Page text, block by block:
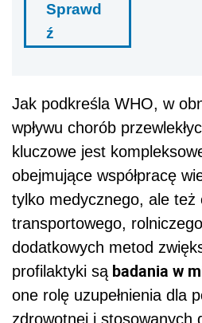
Sprawd
ź
Jak podkreśla WHO, w
wpływu chorób
kluczowe jest
obejmujące współpracę
tylko medycznego, ale też
transportowego,
dodatkowych metod
profilaktyki sąbadania w
one rolę uzupełnienia dla
zdrowotnej i stosowanych